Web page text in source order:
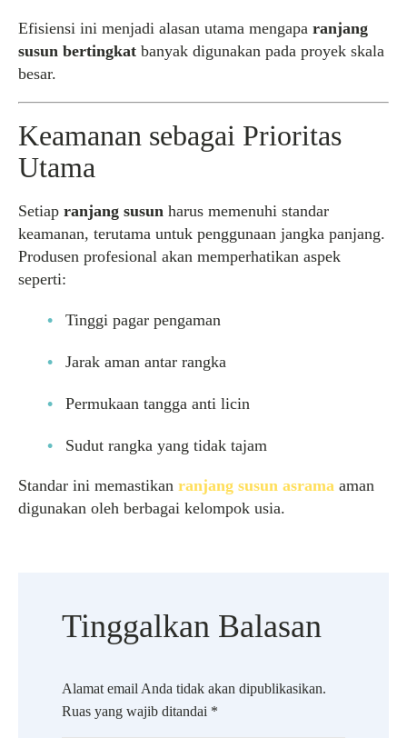
Efisiensi ini menjadi alasan utama mengapa ranjang
susun bertingkat banyak digunakan pada proyek skala
besar.
Keamanan sebagai Prioritas
Utama
Setiap ranjang susun harus memenuhi standar
keamanan, terutama untuk penggunaan jangka panjang.
Produsen profesional akan memperhatikan aspek
seperti:
Tinggi pagar pengaman
Jarak aman antar rangka
Permukaan tangga anti licin
Sudut rangka yang tidak tajam
Standar ini memastikan ranjang susun asrama aman
digunakan oleh berbagai kelompok usia.
Tinggalkan Balasan
Alamat email Anda tidak akan dipublikasikan.
Ruas yang wajib ditandai *